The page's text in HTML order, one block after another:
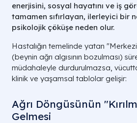
enerjisini, sosyal hayatını ve iş
tamamen sıfırlayan, ilerleyici bir
psikolojik çöküşe neden olur.
Hastalığın temelinde yatan
(beynin ağrı algısının bozulması)
müdahaleyle durdurulmazsa,
klinik ve yaşamsal tablolar gelişir:
Ağrı Döngüsünün
Gelmesi